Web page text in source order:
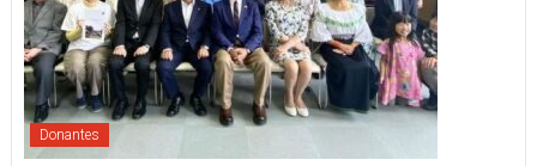
Donantes